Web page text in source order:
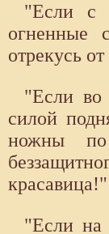
"Если с
огненные
отрекусь
"Если во
силой
ножны по
красавица!"
"Если на